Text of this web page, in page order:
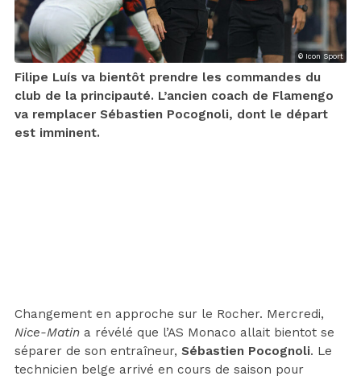
© Icon Sport
Filipe Luís va bientôt prendre les commandes du
club de la principauté. L’ancien coach de Flamengo
va remplacer Sébastien Pocognoli, dont le départ
est imminent.
Changement en approche sur le Rocher. Mercredi,
Nice-Matin a révélé que l’AS Monaco allait bientot se
séparer de son entraîneur, Sébastien Pocognoli. Le
technicien belge arrivé en cours de saison pour